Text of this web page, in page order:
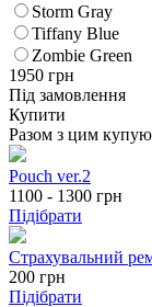
Storm Gray
Tiffany Blue
Zombie Green
1950 грн
Під замовлення
Купити
Разом з цим
Pouch ver.2
1100 - 1300 грн
Підібрати
Страхувальний
200 грн
Підібрати